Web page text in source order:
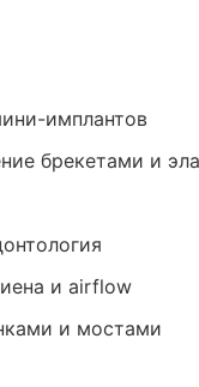
имплантов
брекетами и
и airflow
и мостами